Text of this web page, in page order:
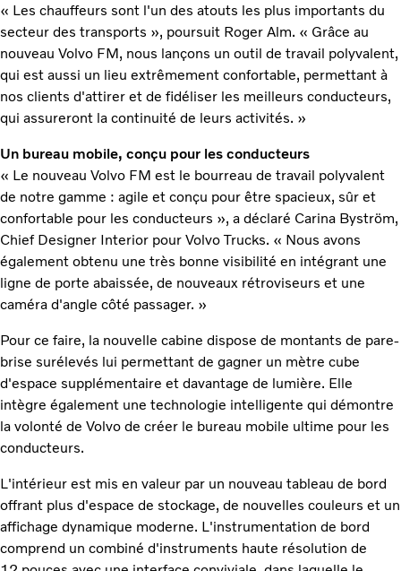
« Les chauffeurs sont l'un des atouts les plus importants du
secteur des transports », poursuit Roger Alm. « Grâce au
nouveau Volvo FM, nous lançons un outil de travail polyvalent,
qui est aussi un lieu extrêmement confortable, permettant à
nos clients d'attirer et de fidéliser les meilleurs conducteurs,
qui assureront la continuité de leurs activités. »
Un bureau mobile, conçu pour les conducteurs
« Le nouveau Volvo FM est le bourreau de travail polyvalent
de notre gamme : agile et conçu pour être spacieux, sûr et
confortable pour les conducteurs », a déclaré Carina Byström,
Chief Designer Interior pour Volvo Trucks. « Nous avons
également obtenu une très bonne visibilité en intégrant une
ligne de porte abaissée, de nouveaux rétroviseurs et une
caméra d'angle côté passager. »
Pour ce faire, la nouvelle cabine dispose de montants de pare-
brise surélevés lui permettant de gagner un mètre cube
d'espace supplémentaire et davantage de lumière. Elle
intègre également une technologie intelligente qui démontre
la volonté de Volvo de créer le bureau mobile ultime pour les
conducteurs.
L'intérieur est mis en valeur par un nouveau tableau de bord
offrant plus d'espace de stockage, de nouvelles couleurs et un
affichage dynamique moderne. L'instrumentation de bord
comprend un combiné d'instruments haute résolution de